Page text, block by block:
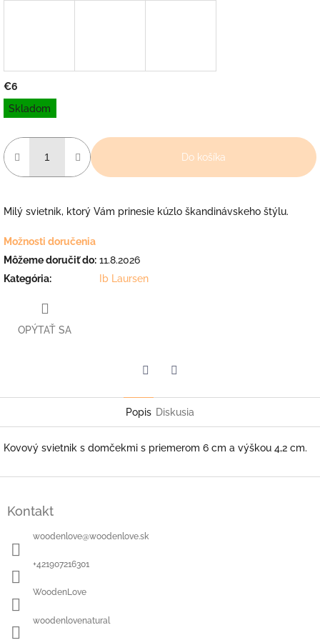
€6
Jednotková
cena:
Skladom
Do košíka
Milý svietnik, ktorý Vám prinesie kúzlo škandinávskeho štýlu.
Možnosti doručenia
Môžeme doručiť do: 11.8.2026
Kategória: Ib Laursen
OPÝTAŤ SA
Popis Diskusia
Kovový svietnik s domčekmi s priemerom 6 cm a výškou 4,2 cm.
Kontakt
woodenlove@woodenlove.sk
+421907216301
WoodenLove
woodenlovenatural